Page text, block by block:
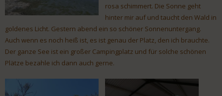
rosa schimmert. Die Sonne geht
hinter mir auf und taucht den Wald in
goldenes Licht. Gestern abend ein so schöner Sonnenuntergang.
Auch wenn es noch heiß ist, es ist genau der Platz, den ich brauchte.
Der ganze See ist ein großer Campingplatz und für solche schönen
Plätze bezahle ich dann auch gerne.